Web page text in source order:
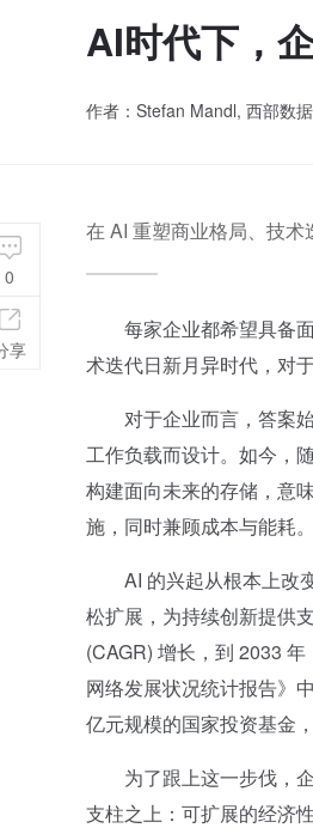
AI时代下，
作者：Stefan Mandl, 西部数
在 AI 重塑商业格局、技
每家企业都希望具备面
术迭代日新月异时代，对
对于企业而言，答案始
工作负载而设计。如今，
构建面向未来的存储，意
施，同时兼顾成本与能耗。
AI 的兴起从根本上改变
松扩展，为持续创新提供
(CAGR) 增长，到 2033
网络发展状况统计报告》
亿元规模的国家投资基金
为了跟上这一步伐，企
支柱之上：可扩展的经济
0
享